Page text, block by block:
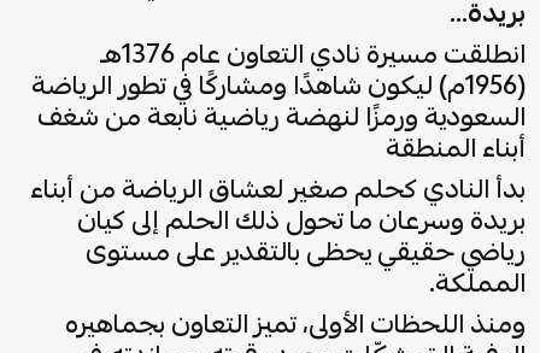
بريدة…
انطلقت مسيرة نادي التعاون عام 1376هـ
(1956م) ليكون شاهدًا ومشاركًا في تطور الرياضة
السعودية ورمزًا لنهضة رياضية نابعة من شغف
أبناء المنطقة
بدأ النادي كحلم صغير لعشاق الرياضة من أبناء
بريدة وسرعان ما تحول ذلك الحلم إلى كيان
رياضي حقيقي يحظى بالتقدير على مستوى
المملكة.
ومنذ اللحظات الأولى، تميز التعاون بجماهيره